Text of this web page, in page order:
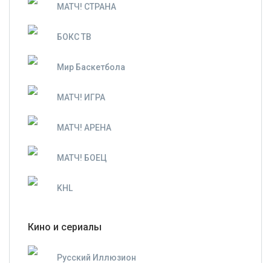
МАТЧ! СТРАНА
БОКС ТВ
Мир Баскетбола
МАТЧ! ИГРА
МАТЧ! АРЕНА
МАТЧ! БОЕЦ
KHL
Кино и сериалы
Русский Иллюзион